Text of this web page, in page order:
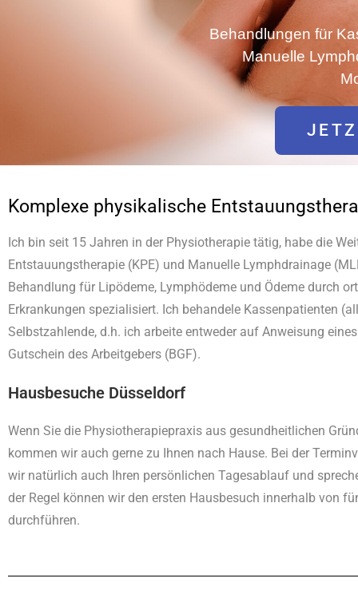
Behandlungen für
Manuelle
Komplexe physikalische
Ich bin seit 15 Jahren in der Physiotherapie tätig, habe die
Entstauungstherapie (KPE) und Manuelle Lymphdrainage
Behandlung für Lipödeme, Lymphödeme und Ödeme durch
Erkrankungen spezialisiert. Ich behandele Kassenpatienten
Selbstzahlende, d.h. ich arbeite entweder auf Anweisung
Gutschein des Arbeitgebers (BGF).
Hausbesuche Düsseldorf
Wenn Sie die Physiotherapiepraxis aus gesundheitlichen
kommen wir auch gerne zu Ihnen nach Hause. Bei der
wir natürlich auch Ihren persönlichen Tagesablauf und
der Regel können wir den ersten Hausbesuch innerhalb von
durchführen.